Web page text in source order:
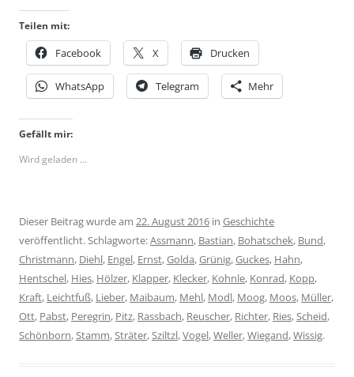
Teilen mit:
Facebook X Drucken
WhatsApp Telegram Mehr
Gefällt mir:
Wird geladen …
Dieser Beitrag wurde am 22. August 2016 in Geschichte
veröffentlicht. Schlagworte:Assmann, Bastian, Bohatschek, Bund,
Christmann, Diehl, Engel, Ernst,Golda,Grünig,Guckes, Hahn,
Hentschel, Hies, Hölzer, Klapper, Klecker, Kohnle, Konrad, Kopp,
Kraft, Leichtfuß, Lieber, Maibaum, Mehl, Modl, Moog, Moos, Müller,
Ott, Pabst, Peregrin, Pitz, Rassbach, Reuscher, Richter, Ries,Scheid,
Schönborn,Stamm,Sträter,Sziltzl,Vogel,Weller,Wiegand,Wissig.